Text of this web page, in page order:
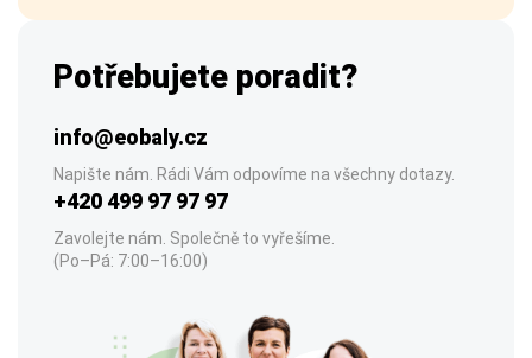
Potřebujete poradit?
info@eobaly.cz
Napište nám. Rádi Vám odpovíme na všechny dotazy.
+420 499 97 97 97
Zavolejte nám. Společně to vyřešíme.
(Po–Pá: 7:00–16:00)